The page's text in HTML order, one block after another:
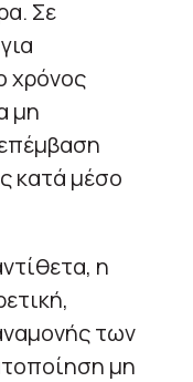
Σε
χρόνος
μη
κατά μέσο
η
των
μη